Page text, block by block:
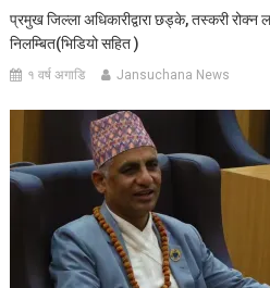
प्रमुख जिल्ला अधिकारीद्वारा छड्के, तस्करी रोक्न
निलम्बित(भिडियो सहित )
१ वर्ष अगाडि Jansuchana News